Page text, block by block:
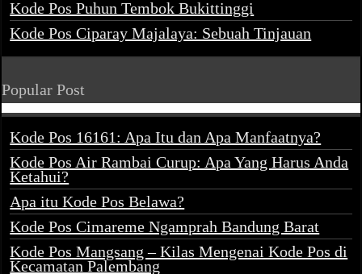
Kode Pos Puhun Tembok Bukittinggi
Kode Pos Ciparay Majalaya: Sebuah Tinjauan
Popular Post
Kode Pos 16161: Apa Itu dan Apa Manfaatnya?
Kode Pos Air Rambai Curup: Apa Yang Harus Anda
Ketahui?
Apa itu Kode Pos Belawa?
Kode Pos Cimareme Ngamprah Bandung Barat
Kode Pos Mangsang – Kilas Mengenai Kode Pos di
Kecamatan Palembang